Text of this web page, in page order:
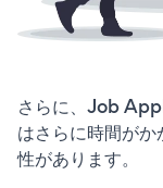
さらに、Job
はさらに時間が
性があります。